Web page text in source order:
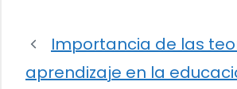
Importancia de las
aprendizaje en la